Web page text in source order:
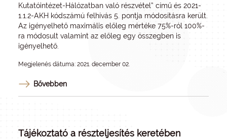
Kutatóintézet-Hálózatban való részvétel” című és 2021-
1.1.2-AKH kódszámú felhívás 5. pontja módosításra került.
Az igényelhető maximális előleg mértéke 75%-ról 100%-
ra módosult valamint az előleg egy összegben is
igényelhető.
Megjelenés dátuma: 2021. december 02.
Bővebben
Tájékoztató a részteljesítés keretében